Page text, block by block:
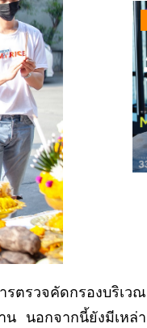
ตรวจคัดกรองบริเวณ
น นอกจากนี้ยังมีเหล่า